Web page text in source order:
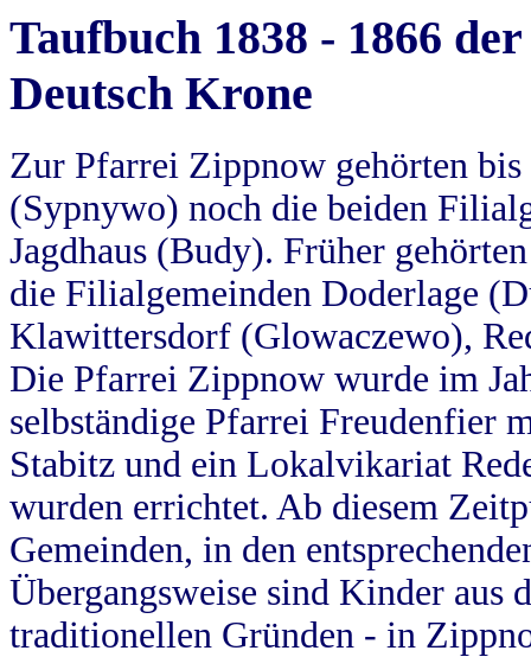
Taufbuch 1838 - 1866
Deutsch Krone
Zur Pfarrei Zippnow gehörten
(Sypnywo) noch die beiden
Jagdhaus (Budy). Früher
die Filialgemeinden Doderlage
Klawittersdorf (Glowaczewo),
Die Pfarrei Zippnow wurde im
selbständige Pfarrei Freudenfier
Stabitz und ein Lokalvikariat
wurden errichtet. Ab diesem
Gemeinden, in den
Übergangsweise sind Kinder aus
traditionellen Gründen - in